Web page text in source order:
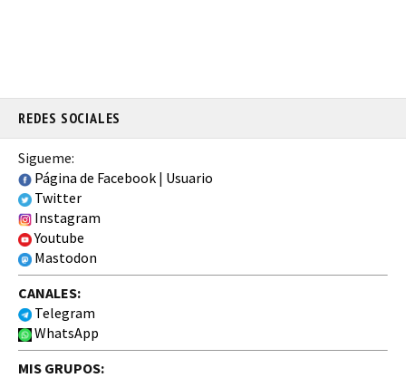
REDES SOCIALES
Sigueme:
Página de Facebook | Usuario
Twitter
Instagram
Youtube
Mastodon
CANALES:
Telegram
WhatsApp
MIS GRUPOS: